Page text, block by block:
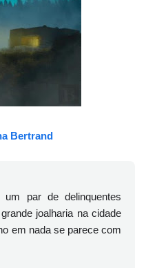
Bertrand
par de delinquentes
joalharia na cidade
em nada se parece com